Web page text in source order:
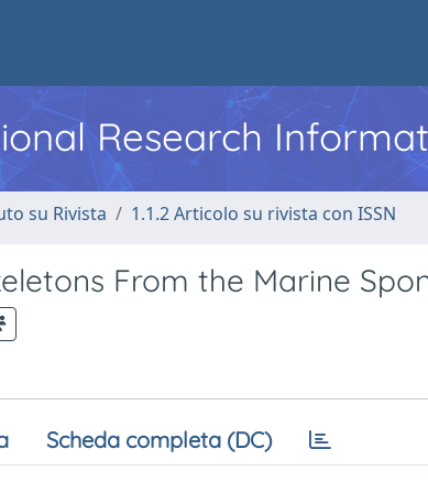
Research
su Rivista 1.1.2 Articolo su rivista con ISSN
From the Marine
Scheda completa (DC)